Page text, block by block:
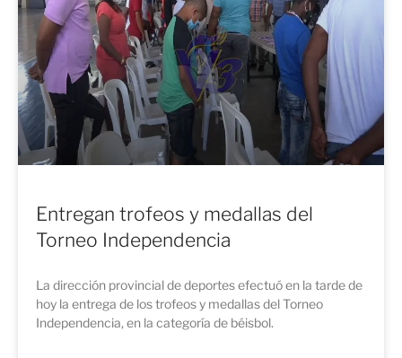
Entregan trofeos y medallas del
Torneo Independencia
La dirección provincial de deportes efectuó en la tarde de
hoy la entrega de los trofeos y medallas del Torneo
Independencia, en la categoría de béisbol.